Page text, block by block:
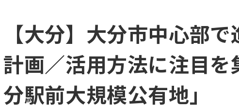
【大分】大分市中心部
計画／活用方法に注目を
分駅前大規模公有地」